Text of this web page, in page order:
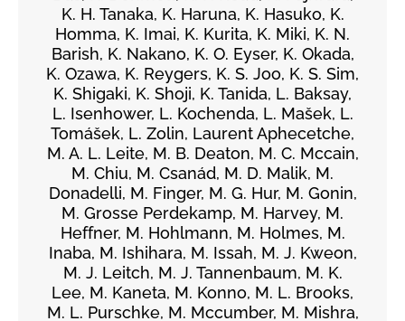
K. H. Tanaka, K. Haruna, K. Hasuko, K.
Homma, K. Imai, K. Kurita, K. Miki, K. N.
Barish, K. Nakano, K. O. Eyser, K. Okada,
K. Ozawa, K. Reygers, K. S. Joo, K. S. Sim,
K. Shigaki, K. Shoji, K. Tanida, L. Baksay,
L. Isenhower, L. Kochenda, L. Mašek, L.
Tomášek, L. Zolin, Laurent Aphecetche,
M. A. L. Leite, M. B. Deaton, M. C. Mccain,
M. Chiu, M. Csanád, M. D. Malik, M.
Donadelli, M. Finger, M. G. Hur, M. Gonin,
M. Grosse Perdekamp, M. Harvey, M.
Heffner, M. Hohlmann, M. Holmes, M.
Inaba, M. Ishihara, M. Issah, M. J. Kweon,
M. J. Leitch, M. J. Tannenbaum, M. K.
Lee, M. Kaneta, M. Konno, M. L. Brooks,
M. L. Purschke, M. Mccumber, M. Mishra,